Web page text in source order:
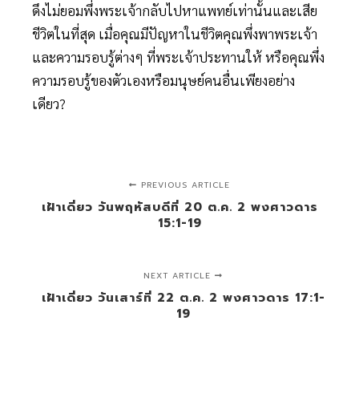
ดึงไม่ยอมพึ่งพระเจ้ากลับไปหาแพทย์เท่านั้นและเสีย
ชีวิตในที่สุด เมื่อคุณมีปัญหาในชีวิตคุณพึ่งพาพระเจ้า
และความรอบรู้ต่างๆ ที่พระเจ้าประทานให้ หรือคุณพึ่ง
ความรอบรู้ของตัวเองหรือมนุษย์คนอื่นเพียงอย่าง
เดียว?
PREVIOUS ARTICLE
เฝ้าเดี่ยว วันพฤหัสบดีที่ 20 ต.ค. 2 พงศาวดาร
15:1-19
NEXT ARTICLE
เฝ้าเดี่ยว วันเสาร์ที่ 22 ต.ค. 2 พงศาวดาร 17:1-
19